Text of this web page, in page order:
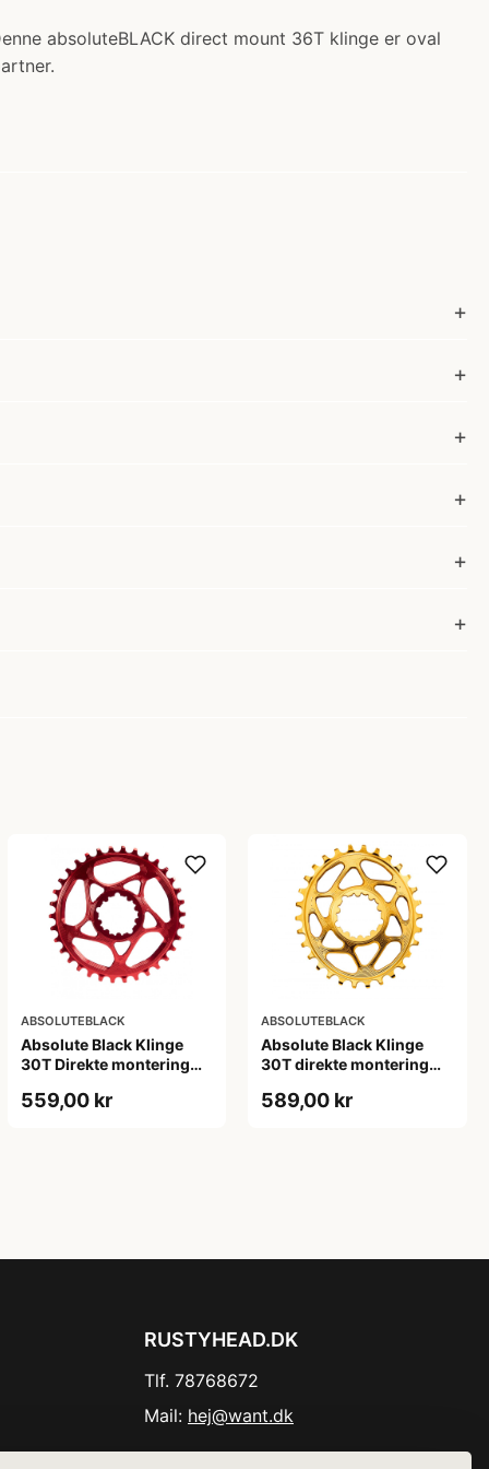
absoluteBLACK direct mount 36T klinge er oval
ABSOLUTEBLACK
Absolute Black Klinge
30T Direkte montering
Rød
559,00 kr
ABSOLUTEBLACK
Absolute Black Klinge
30T direkte montering
589,00 kr
RUSTYHEAD.DK
Tlf. 78768672
Mail: hej@want.dk